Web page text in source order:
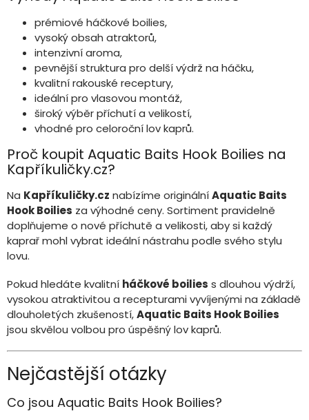
prémiové háčkové boilies,
vysoký obsah atraktorů,
intenzivní aroma,
pevnější struktura pro delší výdrž na háčku,
kvalitní rakouské receptury,
ideální pro vlasovou montáž,
široký výběr příchutí a velikostí,
vhodné pro celoroční lov kaprů.
Proč koupit Aquatic Baits Hook Boilies na
Kapříkuličky.cz?
Na Kapříkuličky.cz nabízíme originálníAquatic Baits
Hook Boilies za výhodné ceny. Sortiment pravidelně
doplňujeme o nové příchutě a velikosti, aby si každý
kaprař mohl vybrat ideální nástrahu podle svého stylu
lovu.
Pokud hledáte kvalitní háčkové boilies s dlouhou výdrží,
vysokou atraktivitou a recepturami vyvíjenými na základě
dlouholetých zkušeností,Aquatic Baits Hook Boilies
jsou skvělou volbou pro úspěšný lov kaprů.
Nejčastější otázky
Co jsou Aquatic Baits Hook Boilies?